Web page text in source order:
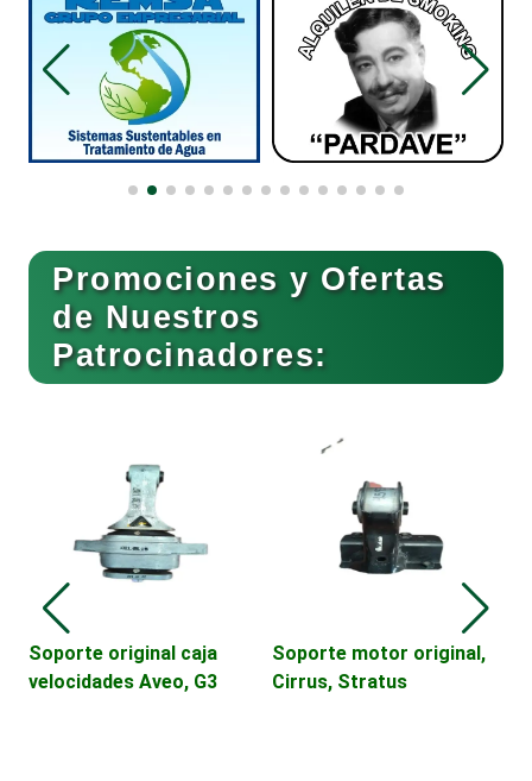
Bordados y Estampados
Boutiques
Buceo
Cafeterías
Cámaras de Comercio
Promociones y Ofertas
de Nuestros
Patrocinadores:
Soporte original caja
velocidades Aveo, G3
Soporte motor original,
Cirrus, Stratus